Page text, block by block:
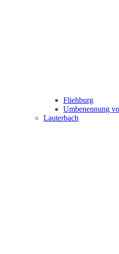
Fliehburg
Umbenennung
Lauterbach